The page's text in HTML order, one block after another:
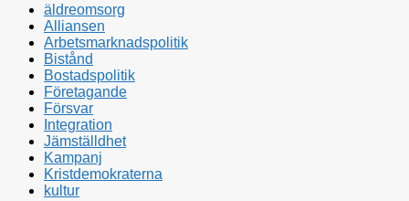
äldreomsorg
Alliansen
Arbetsmarknadspolitik
Bistånd
Bostadspolitik
Företagande
Försvar
Integration
Jämställdhet
Kampanj
Kristdemokraterna
kultur